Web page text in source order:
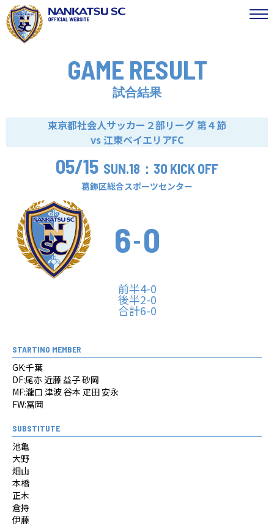
GAME RESULT
試合結果
東京都社会人サッカー２部リーグ 第４節
vs 江東ベイエリアFC
05/15 SUN.18：30 KICK OFF
葛飾区総合スポーツセンター
6 0
前半4-0
後半2-0
合計6-0
STARTING MEMBER
GK:千葉
DF:尾亦 近藤 益子 砂岡
MF:瀧口 津波 谷本 疋田 安永
FW:冨岡
SUBSTITUTE
池亀
大野
畑山
本橋
正木
倉持
伊藤